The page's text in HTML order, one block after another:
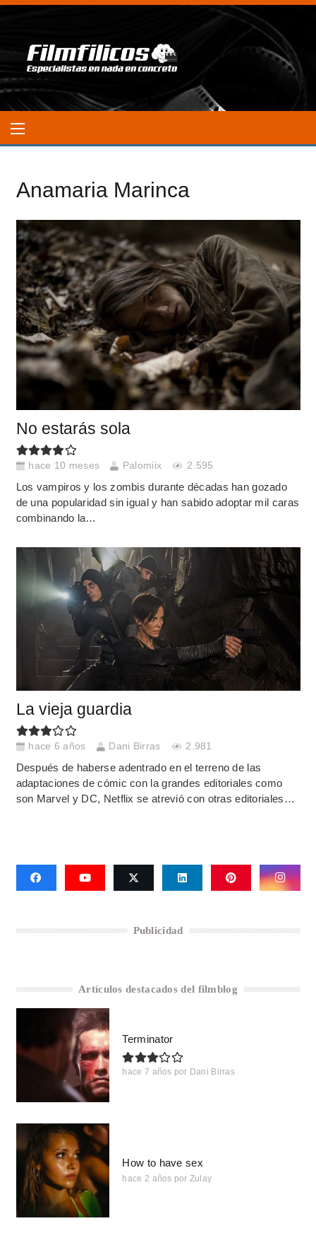
Anamaria Marinca
No estarás sola
hace 10 meses Palomiix 2.595
Los vampiros y los zombis durante décadas han gozado
de una popularidad sin igual y han sabido adoptar mil caras
combinando la…
La vieja guardia
hace 6 años Dani Birras 2.981
Después de haberse adentrado en el terreno de las
adaptaciones de cómic con la grandes editoriales como
son Marvel y DC, Netflix se atrevió con otras editoriales…
Publicidad
Artículos destacados del filmblog
Terminator
hace 7 años por Dani Birras
How to have sex
hace 2 años por Zulay